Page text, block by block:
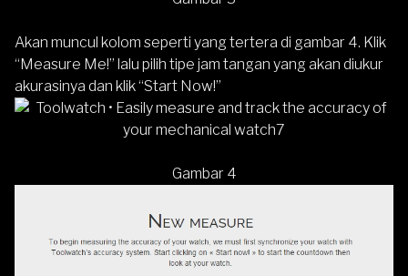
Akan muncul kolom seperti yang tertera di gambar 4. Klik
“Measure Me!” lalu pilih tipe jam tangan yang akan diukur
akurasinya dan klik “Start Now!”
Gambar 4